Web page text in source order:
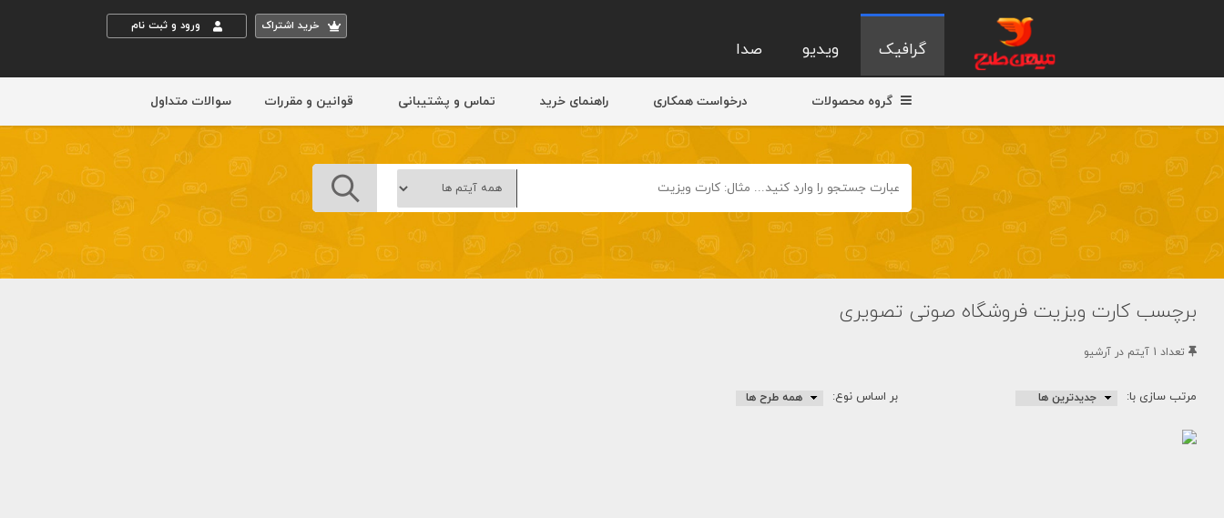
خريد اشتراک ورود و ثبت نام
گرافیک ویدیو صدا
گروه محصولات درخواست همکاری راهنمای خرید تماس و پشتیبانی قوانین و مقررات سوالات متداول
برچسب کارت ویزیت فروشگاه صوتی تصویری
تعداد 1 آيتم در آرشيو
مرتب سازی با: بر اساس نوع: